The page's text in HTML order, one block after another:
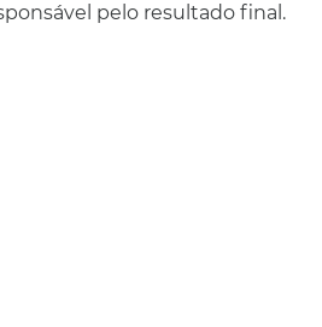
pelo resultado final.